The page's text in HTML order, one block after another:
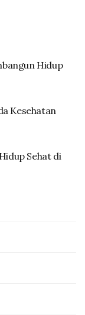
Hidup
Kesehatan
Sehat di